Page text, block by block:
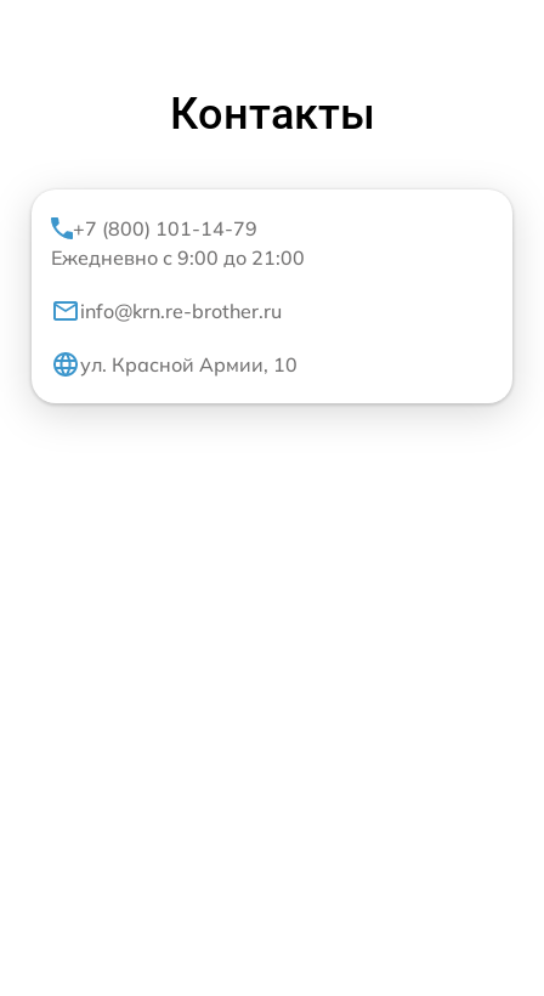
Контакты
+7 (800) 101-14-79
Ежедневно с 9:00 до 21:00
info@krn.re-brother.ru
ул. Красной Армии, 10